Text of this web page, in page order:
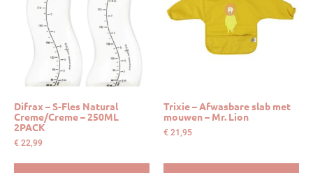
Difrax – S-Fles Natural
Creme/Creme – 250ML
2PACK
€ 22,99
Trixie – Afwasbare slab met
mouwen – Mr. Lion
€ 21,95